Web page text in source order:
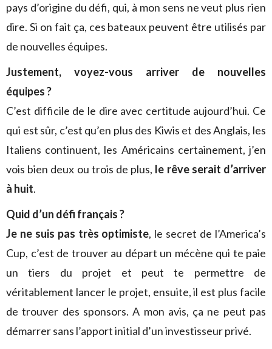
pays d’origine du défi, qui, à mon sens ne veut plus rien
dire. Si on fait ça, ces bateaux peuvent être utilisés par
de nouvelles équipes.
Justement, voyez-vous arriver de nouvelles
équipes ?
C’est difficile de le dire avec certitude aujourd’hui. Ce
qui est sûr, c’est qu’en plus des Kiwis et des Anglais, les
Italiens continuent, les Américains certainement, j’en
vois bien deux ou trois de plus, le rêve serait d’arriver
à huit.
Quid d’un défi français ?
Je ne suis pas très optimiste, le secret de l’America’s
Cup, c’est de trouver au départ un mécène qui te paie
un tiers du projet et peut te permettre de
véritablement lancer le projet, ensuite, il est plus facile
de trouver des sponsors. A mon avis, ça ne peut pas
démarrer sans l’apport initial d’un investisseur privé.